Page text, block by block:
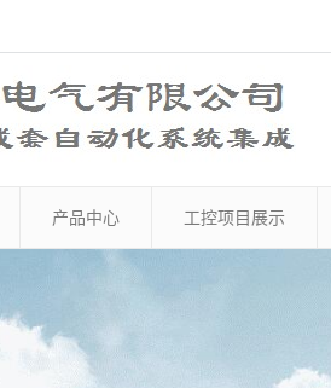
产品中心 工控项目展示